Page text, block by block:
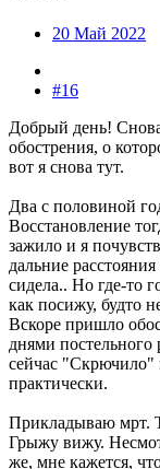
20 Май 2022
#16
Добрый день!
обострения, о
вот я снова тут.
Два с половиной
Восстановление
зажило и я
дальние
сидела.. Но где-то
как посижу, будто
Вскоре пришло
днями
сейчас "Скрючило"
практически.
Прикладываю мрт.
Грыжу вижу.
же, мне кажется,